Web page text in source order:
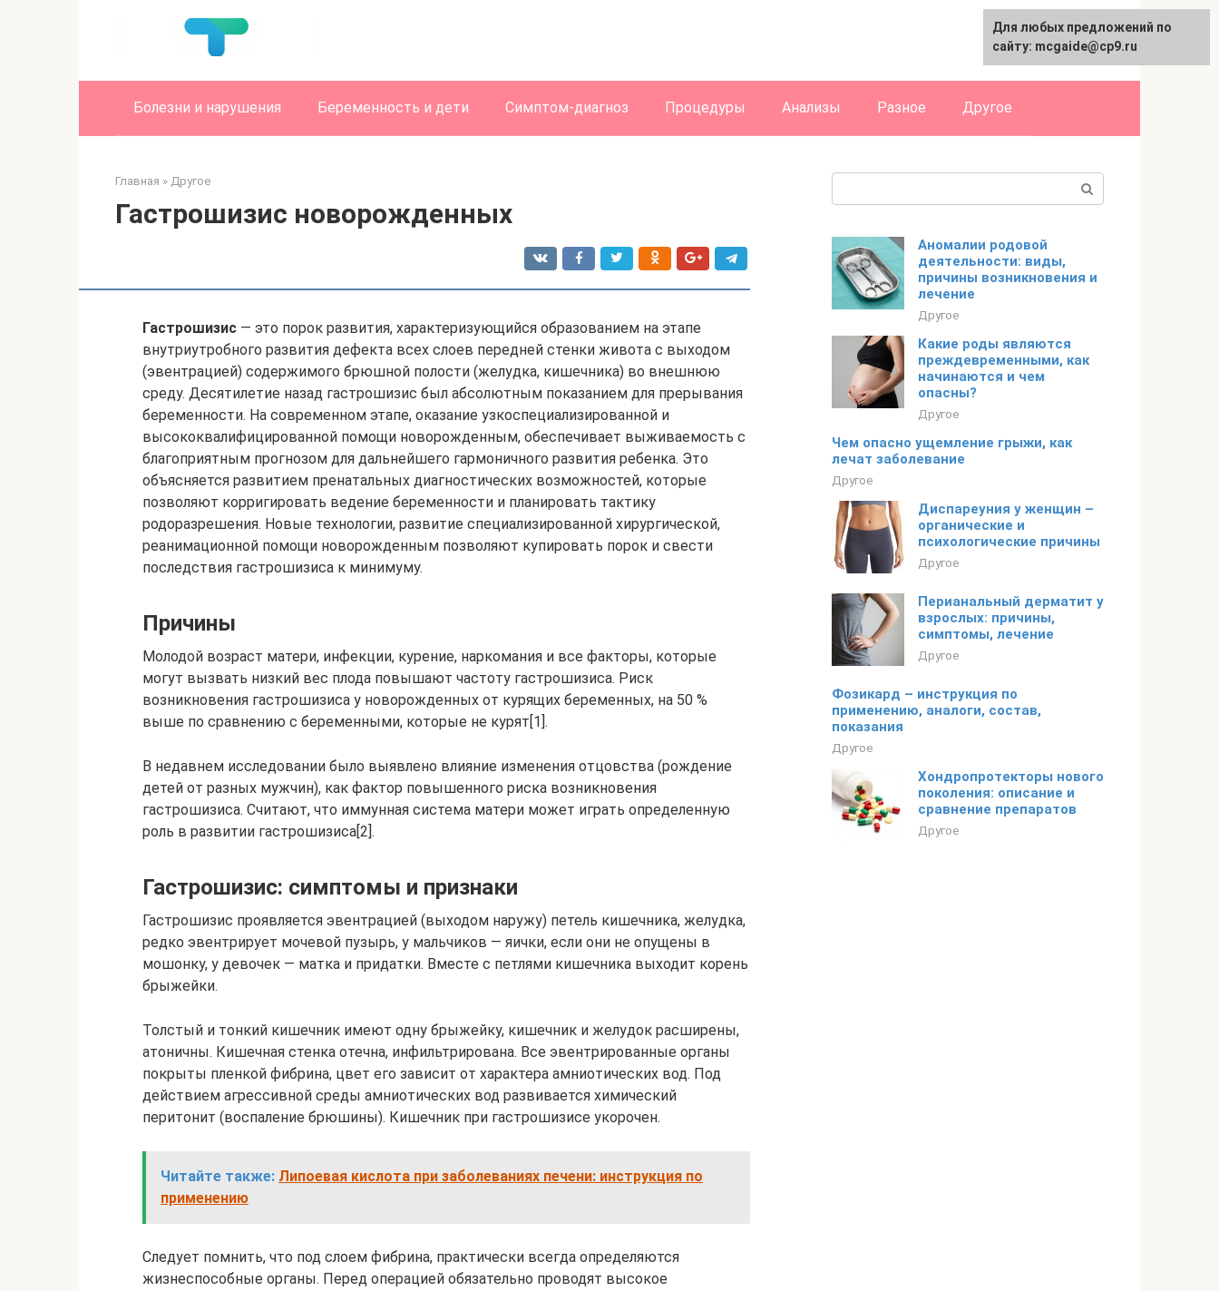
English
Болезни и нарушения Беременность и дети Симптом-диагноз Процедуры Анализы Разное Другое
Главная » Другое
Гастрошизис новорожденных
Гастрошизис — это порок развития, характеризующийся образованием на этапе
внутриутробного развития дефекта всех слоев передней стенки живота с выходом
(эвентрацией) содержимого брюшной полости (желудка, кишечника) во внешнюю
среду. Десятилетие назад гастрошизис был абсолютным показанием для прерывания
беременности. На современном этапе, оказание узкоспециализированной и
высококвалифицированной помощи новорожденным, обеспечивает выживаемость с
благоприятным прогнозом для дальнейшего гармоничного развития ребенка. Это
объясняется развитием пренатальных диагностических возможностей, которые
позволяют корригировать ведение беременности и планировать тактику
родоразрешения. Новые технологии, развитие специализированной хирургической,
реанимационной помощи новорожденным позволяют купировать порок и свести
последствия гастрошизиса к минимуму.
Причины
Молодой возраст матери, инфекции, курение, наркомания и все факторы, которые
могут вызвать низкий вес плода повышают частоту гастрошизиса. Риск
возникновения гастрошизиса у новорожденных от курящих беременных, на 50 %
выше по сравнению с беременными, которые не курят[1].
В недавнем исследовании было выявлено влияние изменения отцовства (рождение
детей от разных мужчин), как фактор повышенного риска возникновения
гастрошизиса. Считают, что иммунная система матери может играть определенную
роль в развитии гастрошизиса[2].
Гастрошизис: симптомы и признаки
Гастрошизис проявляется эвентрацией (выходом наружу) петель кишечника, желудка,
редко эвентрирует мочевой пузырь, у мальчиков — яички, если они не опущены в
мошонку, у девочек — матка и придатки. Вместе с петлями кишечника выходит корень
брыжейки.
Толстый и тонкий кишечник имеют одну брыжейку, кишечник и желудок расширены,
атоничны. Кишечная стенка отечна, инфильтрирована. Все эвентрированные органы
покрыты пленкой фибрина, цвет его зависит от характера амниотических вод. Под
действием агрессивной среды амниотических вод развивается химический
перитонит (воспаление брюшины). Кишечник при гастрошизисе укорочен.
Читайте также: Липоевая кислота при заболеваниях печени: инструкция по
применению
Следует помнить, что под слоем фибрина, практически всегда определяются
жизнеспособные органы. Перед операцией обязательно проводят высокое
Аномалии родовой
деятельности: виды,
причины возникновения и
лечение
Другое
Какие роды являются
преждевременными, как
начинаются и чем
опасны?
Другое
Чем опасно ущемление грыжи, как
лечат заболевание
Другое
Диспареуния у женщин –
органические и
психологические причины
Другое
Перианальный дерматит у
взрослых: причины,
симптомы, лечение
Другое
Фозикард – инструкция по
применению, аналоги, состав,
показания
Другое
Хондропротекторы нового
поколения: описание и
сравнение препаратов
Другое
Для любых предложений по
сайту: mcgaide@cp9.ru